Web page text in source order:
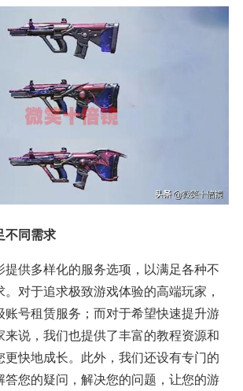
不同需求
提供多样化的服务选项，以满足各种不
对于追求极致游戏体验的高端玩家，
账号租赁服务；而对于希望快速提升游
来说，我们也提供了丰富的教程资源和
更快地成长。此外，我们还设有专门的
答您的疑问，解决您的问题，让您的游